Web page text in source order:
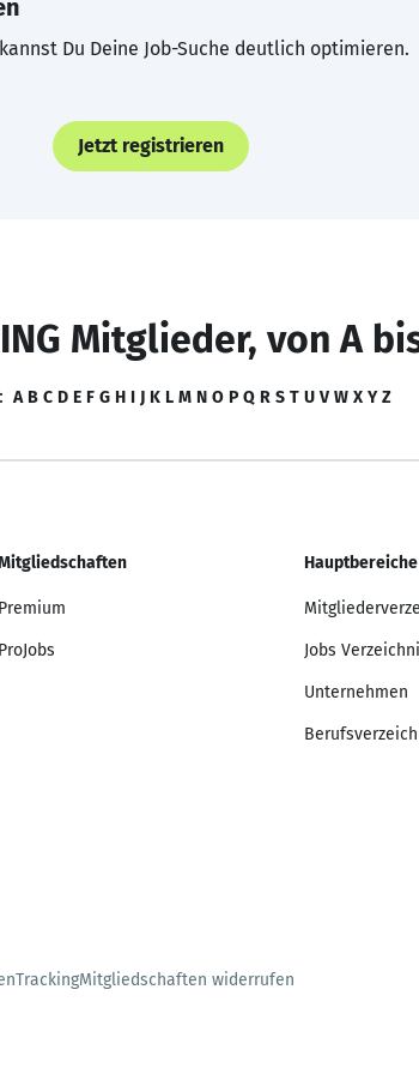
Du Deine Job-Suche deutlich optimieren.
Jetzt registrieren
Mitglieder, von A
A B C D E F G H I J K L M N O P Q R S T U V W X Y Z
Premium
ProJobs
Hauptbereiche
Jobs
Unternehmen
TrackingMitgliedschaften widerrufen